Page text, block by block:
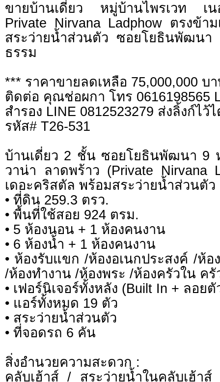
ขายบ้านเดี่ยว หมู่บ้านไพรเวท เ
Private Nirvana Ladphow ตรงข้า
สระว่ายน้ำส่วนตัว ซอยโยธินพัฒน
ธรรม
*** ราคาขายลดเหลือ 75,000,000 บ
ติดต่อ คุณช่อผกา โทร 0616198565
สำรอง LINE 0812523279 ส่งลิ้งก์ไว้ไ
รหัส# T26-531
บ้านเดี่ยว 2 ชั้น ซอยโยธินพัฒนา 9
วาน่า ลาดพร้าว (Private Nirvana
เดอะคริสตัล พร้อมสระว่ายน้ำส่วนตัว
• ที่ดิน 259.3 ตรว.
• พื้นที่ใช้สอย 924 ตรม.
• 5 ห้องนอน + 1 ห้องคนงาน
• 6 ห้องน้ำ + 1 ห้องคนงาน
• ห้องรับแขก /ห้องอเนกประสงค์ /ห้อ
/ห้องทำงาน /ห้องพระ /ห้องครัวใน ค
• เฟอร์นิเจอร์ทั้งหลัง (Built In + ลอย
• แอร์ทั้งหมด 19 ตัว
• สระว่ายน้ำส่วนตัว
• ที่จอดรถ 6 คัน
สิ่งอำนวยความสะดวก :
คลับเฮ้าส์ / สระว่ายน้ำในคลับเฮ้า